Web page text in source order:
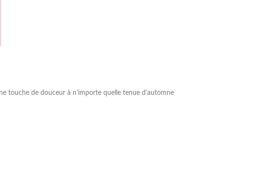
touche de douceur à n’importe quelle tenue d’automne